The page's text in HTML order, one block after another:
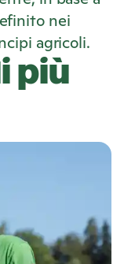
nei
agricoli.
più